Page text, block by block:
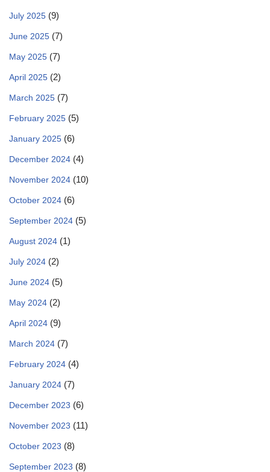
July 2025 (9)
June 2025 (7)
May 2025 (7)
April 2025 (2)
March 2025 (7)
February 2025 (5)
January 2025 (6)
December 2024 (4)
November 2024 (10)
October 2024 (6)
September 2024 (5)
August 2024 (1)
July 2024 (2)
June 2024 (5)
May 2024 (2)
April 2024 (9)
March 2024 (7)
February 2024 (4)
January 2024 (7)
December 2023 (6)
November 2023 (11)
October 2023 (8)
September 2023 (8)